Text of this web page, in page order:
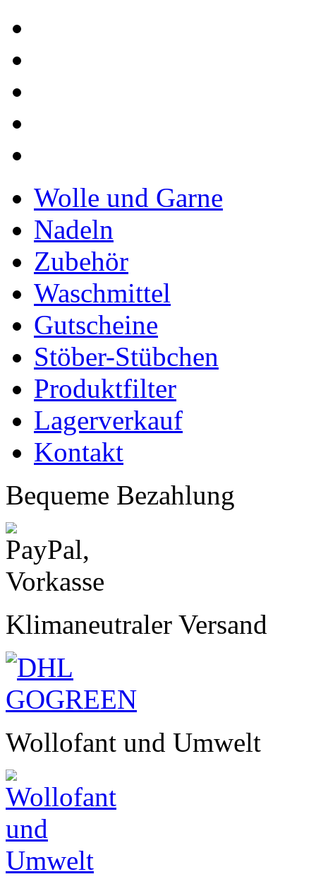
Wolle und Garne
Nadeln
Zubehör
Waschmittel
Gutscheine
Stöber-Stübchen
Produktfilter
Lagerverkauf
Kontakt
Bequeme Bezahlung
Klimaneutraler Versand
Wollofant und Umwelt